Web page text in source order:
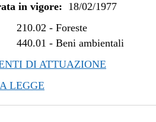
in vigore: 18/02/1977
210.02 -Foreste
440.01 -Beni ambientali
DI ATTUAZIONE
LEGGE